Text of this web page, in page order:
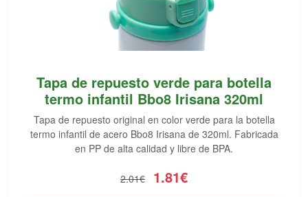
Tapa de repuesto verde para botella
termo infantil Bbo8 Irisana 320ml
Tapa de repuesto original en color verde para la botella
termo infantil de acero Bbo8 Irisana de 320ml. Fabricada
en PP de alta calidad y libre de BPA.
2.01€ 1.81€